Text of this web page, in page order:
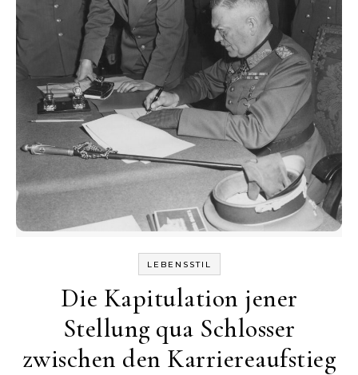
LEBENSSTIL
Die Kapitulation jener
Stellung qua Schlosser
zwischen den Karriereaufstieg